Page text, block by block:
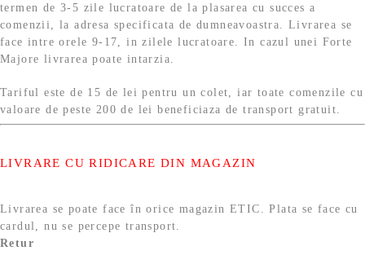
termen de 3-5 zile lucratoare de la plasarea cu succes a
comenzii, la adresa specificata de dumneavoastra. Livrarea se
face intre orele 9-17, in zilele lucratoare. In cazul unei Forte
Majore livrarea poate intarzia.
Tariful este de 15 de lei pentru un colet, iar toate comenzile cu
valoare de peste 200 de lei beneficiaza de transport gratuit.
LIVRARE CU RIDICARE DIN MAGAZIN
Livrarea se poate face în orice magazin ETIC. Plata se face cu
cardul, nu se percepe transport.
Retur